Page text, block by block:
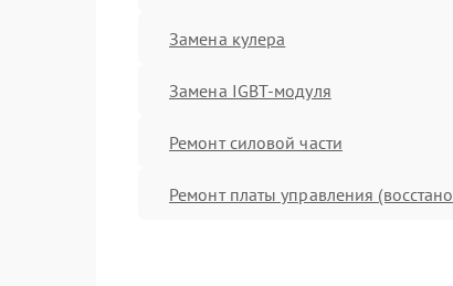
Замена кулера
Замена IGBT-модуля
Ремонт силовой части
Ремонт платы управления